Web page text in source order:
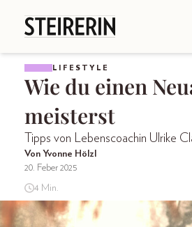
LIFESTYLE
Wie du einen
meisterst
Tipps von Lebenscoachin Ulrike
Von Yvonne Hölzl
20. Feber 2025
4 Min.